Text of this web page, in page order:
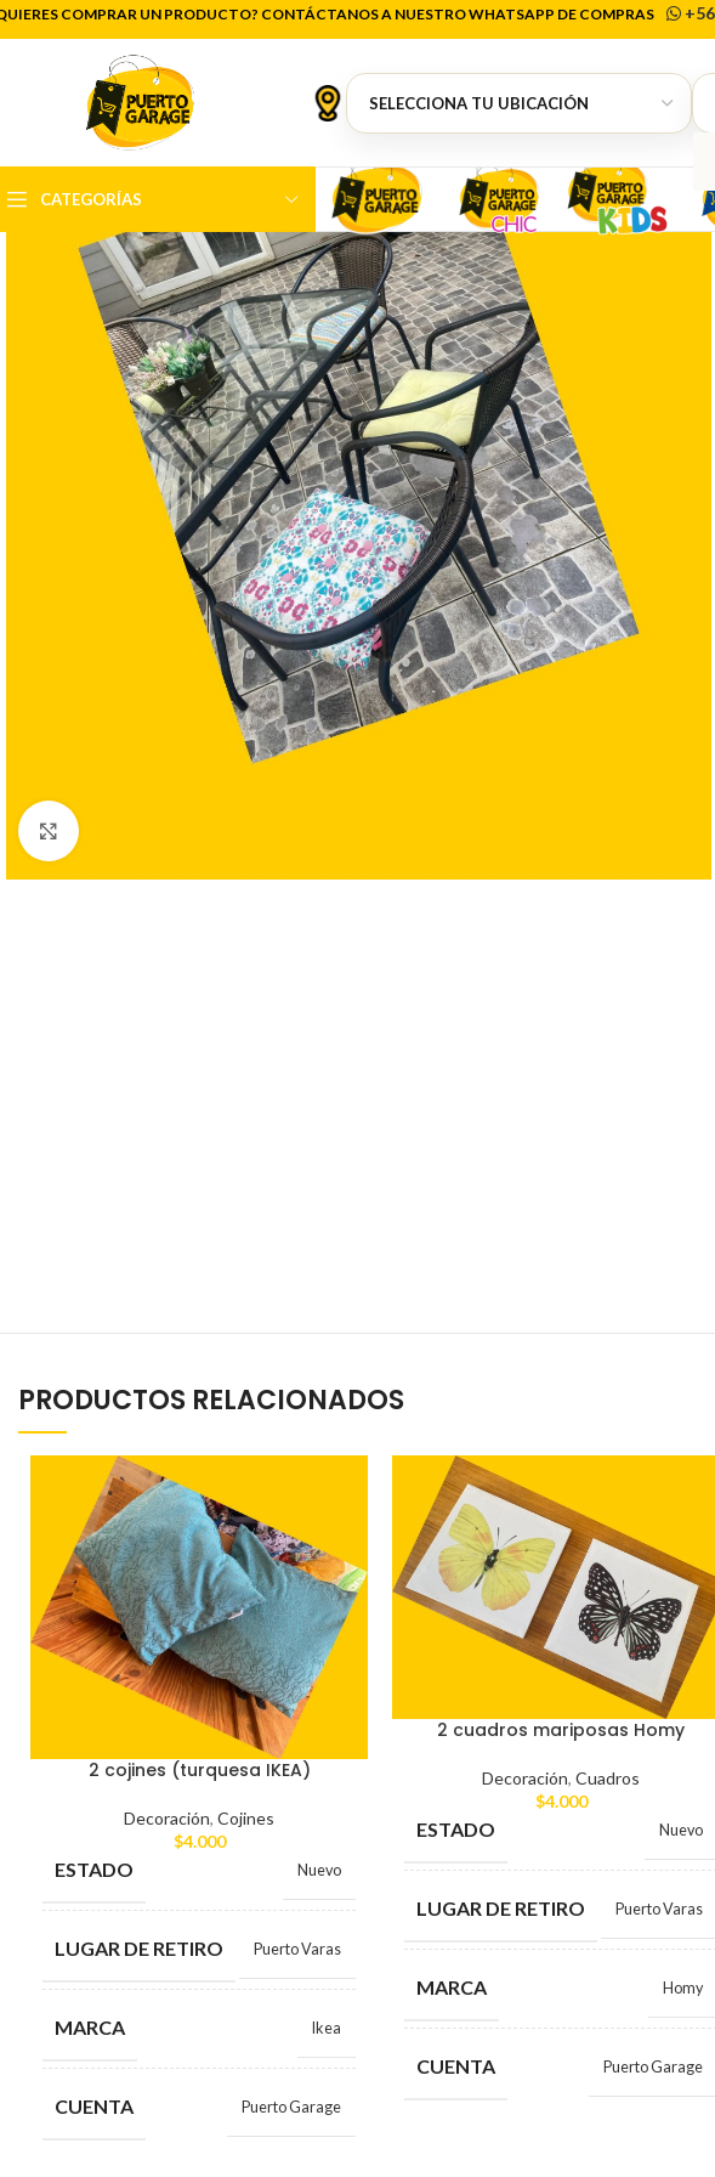
COMPRAR UN PRODUCTO? CONTÁCTANOS A NUESTRO WHATSAPP DE COMPRAS
CATEGORÍAS
PRODUCTOS RELACIONADOS
2 cojines (turquesa IKEA)
Decoración, Cojines
$4.000
ESTADO Nuevo
LUGAR DE RETIRO Puerto Varas
MARCA Ikea
CUENTA Puerto Garage
2 cuadros mariposas Homy
Decoración, Cuadros
$4.000
ESTADO Nuevo
LUGAR DE RETIRO Puerto Varas
MARCA Homy
CUENTA Puerto Garage